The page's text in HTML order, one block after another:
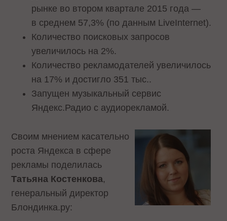
рынке во втором квартале 2015 года —
в среднем 57,3% (по данным LiveInternet).
Количество поисковых запросов
увеличилось на 2%.
Количество рекламодателей увеличилось
на 17% и достигло 351 тыс..
Запущен музыкальный сервис
Яндекс.Радио с аудиорекламой.
Своим мнением касательно
роста Яндекса в сфере
рекламы поделилась
Татьяна Костенкова,
генеральный директор
Блондинка.ру: